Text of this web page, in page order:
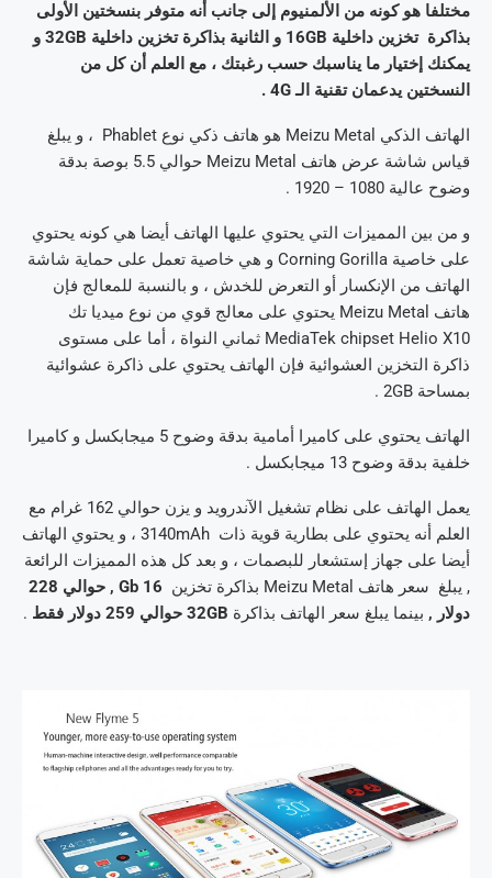
مختلفا هو كونه من الألمنيوم إلى جانب أنه متوفر بنسختين الأولى
بذاكرة تخزين داخلية 16GB و الثانية بذاكرة تخزين داخلية 32GB و
يمكنك إختيار ما يناسبك حسب رغبتك ، مع العلم أن كل من
النسختين يدعمان تقنية الـ 4G .
الهاتف الذكي Meizu Metal هو هاتف ذكي نوع Phablet ، و يبلغ
قياس شاشة عرض هاتف Meizu Metal حوالي 5.5 بوصة بدقة
وضوح عالية 1080 – 1920 .
و من بين المميزات التي يحتوي عليها الهاتف أيضا هي كونه يحتوي
على خاصية Corning Gorilla و هي خاصية تعمل على حماية شاشة
الهاتف من الإنكسار أو التعرض للخدش ، و بالنسبة للمعالج فإن
هاتف Meizu Metal يحتوي على معالج قوي من نوع ميديا تك
MediaTek chipset Helio X10 ثماني النواة ، أما على مستوى
ذاكرة التخزين العشوائية فإن الهاتف يحتوي على ذاكرة عشوائية
بمساحة 2GB .
الهاتف يحتوي على كاميرا أمامية بدقة وضوح 5 ميجابكسل و كاميرا
خلفية بدقة وضوح 13 ميجابكسل .
يعمل الهاتف على نظام تشغيل الآندرويد و يزن حوالي 162 غرام مع
العلم أنه يحتوي على بطارية قوية ذات 3140mAh ، و يحتوي الهاتف
أيضا على جهاز إستشعار للبصمات ، و بعد كل هذه المميزات الرائعة
, يبلغ سعر هاتف Meizu Metal بذاكرة تخزين
16 Gb , حوالي 228
دولار , بينما يبلغ سعر الهاتف بذاكرة 32GB حوالي 259 دولار فقط .